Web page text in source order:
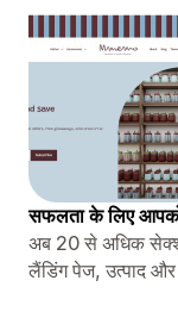
सफलता के लिए
अब 20 से अधिक
लैंडिंग पेज, उत्पाद